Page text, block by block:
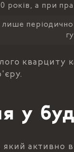
років, а при
лише
кварциту
у
активно